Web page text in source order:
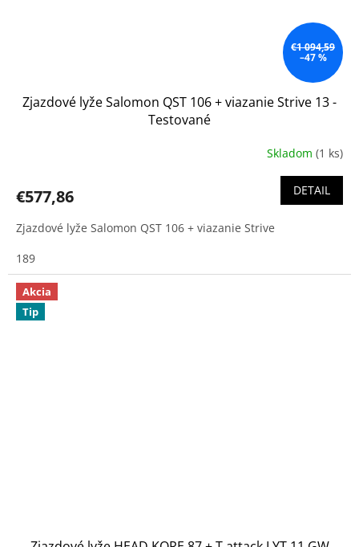
€1 094,59
–47 %
Zjazdové lyže Salomon QST 106 + viazanie Strive 13 -
Testované
Skladom (1 ks)
€577,86 DETAIL
Zjazdové lyže Salomon QST 106 + viazanie Strive
189
Akcia
Tip